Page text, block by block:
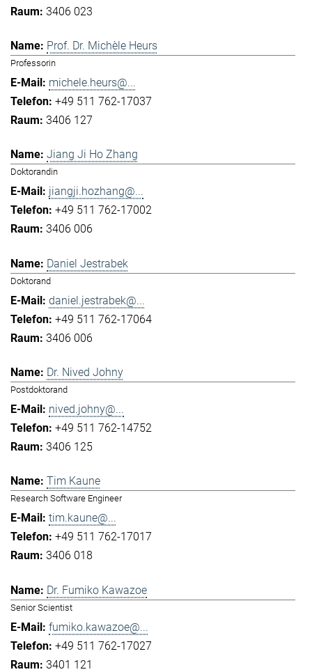
3406 023
Prof. Dr. Michèle Heurs
Professorin
michele.heurs@...
+49 511 762-17037
3406 127
Jiang Ji Ho Zhang
Doktorandin
jiangji.hozhang@...
+49 511 762-17002
3406 006
Daniel Jestrabek
Doktorand
daniel.jestrabek@...
+49 511 762-17064
3406 006
Dr. Nived Johny
Postdoktorand
nived.johny@...
+49 511 762-14752
3406 125
Tim Kaune
Research Software Engineer
tim.kaune@...
+49 511 762-17017
3406 018
Dr. Fumiko Kawazoe
Senior Scientist
fumiko.kawazoe@...
+49 511 762-17027
3401 121